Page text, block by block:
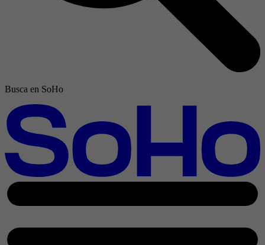
Busca en SoHo